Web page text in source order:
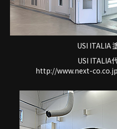
USI ITALIA
USI ITALIA
http://www.next-